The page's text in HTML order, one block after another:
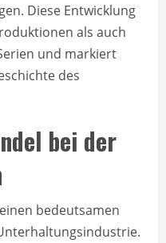
Diese Entwicklung
als auch
und markiert
des
bei der
bedeutsamen